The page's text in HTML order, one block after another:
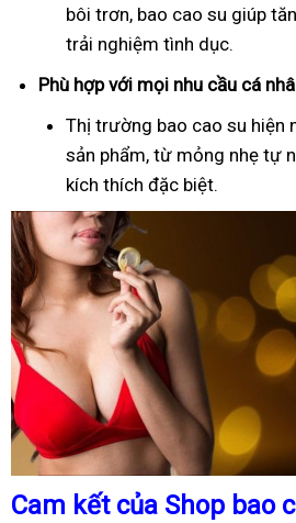
bôi trơn, bao cao su giúp
trải nghiệm tình dục.
Phù hợp với mọi nhu cầu cá
Thị trường bao cao su hiện
sản phẩm, từ mỏng nhẹ tự
kích thích đặc biệt.
Cam kết của Shop bao